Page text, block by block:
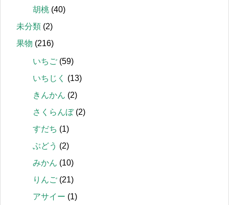
胡桃 (40)
未分類 (2)
果物 (216)
いちご (59)
いちじく
(13)
きんかん (2)
さくらんぼ(2)
すだち (1)
ぶどう (2)
みかん (10)
りんご (21)
アサイー (1)